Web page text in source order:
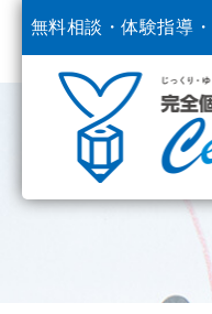
無料相談・体験指導・
中